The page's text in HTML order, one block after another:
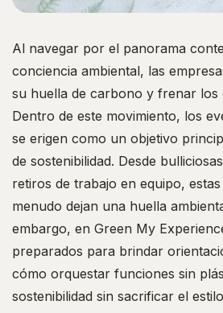
Al navegar por el panorama
conciencia ambiental, las
su huella de carbono y frenar los
Dentro de este movimiento, los
se erigen como un objetivo
de sostenibilidad. Desde
retiros de trabajo en equipo,
menudo dejan una huella
embargo, en Green My
preparados para brindar
cómo orquestar funciones sin
sostenibilidad sin sacrificar el